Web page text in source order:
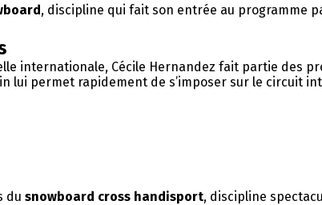
, discipline qui fait son entrée au programme
internationale, Cécile Hernandez fait partie des
lui permet rapidement de s’imposer sur le circuit
du snowboard cross handisport, discipline